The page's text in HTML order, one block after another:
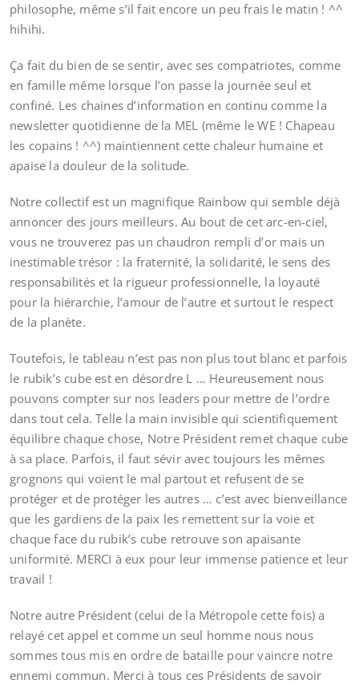
philosophe, même s’il fait encore un peu frais le matin ! ^^
hihihi.
Ça fait du bien de se sentir, avec ses compatriotes, comme
en famille même lorsque l’on passe la journée seul et
confiné. Les chaines d’information en continu comme la
newsletter quotidienne de la MEL (même le WE ! Chapeau
les copains ! ^^) maintiennent cette chaleur humaine et
apaise la douleur de la solitude.
Notre collectif est un magnifique Rainbow qui semble déjà
annoncer des jours meilleurs. Au bout de cet arc-en-ciel,
vous ne trouverez pas un chaudron rempli d’or mais un
inestimable trésor : la fraternité, la solidarité, le sens des
responsabilités et la rigueur professionnelle, la loyauté
pour la hiérarchie, l’amour de l’autre et surtout le respect
de la planète.
Toutefois, le tableau n’est pas non plus tout blanc et parfois
le rubik’s cube est en désordre L … Heureusement nous
pouvons compter sur nos leaders pour mettre de l’ordre
dans tout cela. Telle la main invisible qui scientifiquement
équilibre chaque chose, Notre Président remet chaque cube
à sa place. Parfois, il faut sévir avec toujours les mêmes
grognons qui voient le mal partout et refusent de se
protéger et de protéger les autres … c’est avec bienveillance
que les gardiens de la paix les remettent sur la voie et
chaque face du rubik’s cube retrouve son apaisante
uniformité. MERCI à eux pour leur immense patience et leur
travail !
Notre autre Président (celui de la Métropole cette fois) a
relayé cet appel et comme un seul homme nous nous
sommes tous mis en ordre de bataille pour vaincre notre
ennemi commun. Merci à tous ces Présidents de savoir